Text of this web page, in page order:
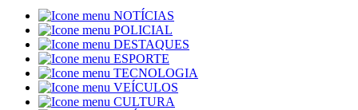
NOTÍCIAS
POLICIAL
DESTAQUES
ESPORTE
TECNOLOGIA
VEÍCULOS
CULTURA